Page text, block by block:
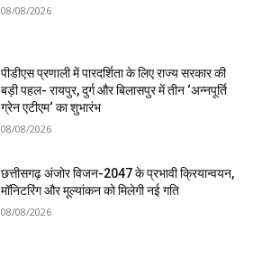
08/08/2026
पीडीएस प्रणाली में पारदर्शिता के लिए राज्य सरकार की
बड़ी पहल- रायपुर, दुर्ग और बिलासपुर में तीन ‘अन्नपूर्ति
ग्रेन एटीएम‘ का शुभारंभ
08/08/2026
छत्तीसगढ़ अंजोर विजन-2047 के प्रभावी क्रियान्वयन,
मॉनिटरिंग और मूल्यांकन को मिलेगी नई गति
08/08/2026